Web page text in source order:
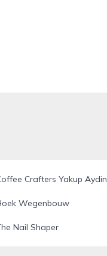
Crafters Yakup Aydin
Wegenbouw
Nail Shaper